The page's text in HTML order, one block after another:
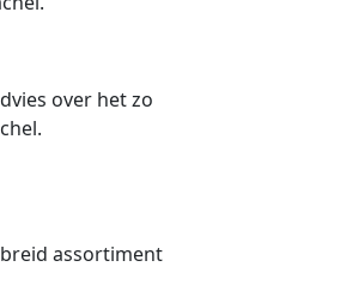
over het zo
assortiment